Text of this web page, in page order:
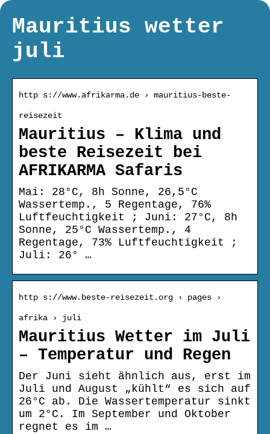
Mauritius wetter
juli
http s://www.afrikarma.de › mauritius-beste-
reisezeit
Mauritius – Klima und
beste Reisezeit bei
AFRIKARMA Safaris
Mai: 28°C, 8h Sonne, 26,5°C
Wassertemp., 5 Regentage, 76%
Luftfeuchtigkeit ; Juni: 27°C, 8h
Sonne, 25°C Wassertemp., 4
Regentage, 73% Luftfeuchtigkeit ;
Juli: 26° …
http s://www.beste-reisezeit.org › pages ›
afrika › juli
Mauritius Wetter im Juli
– Temperatur und Regen
Der Juni sieht ähnlich aus, erst im
Juli und August „kühlt“ es sich auf
26°C ab. Die Wassertemperatur sinkt
um 2°C. Im September und Oktober
regnet es im …